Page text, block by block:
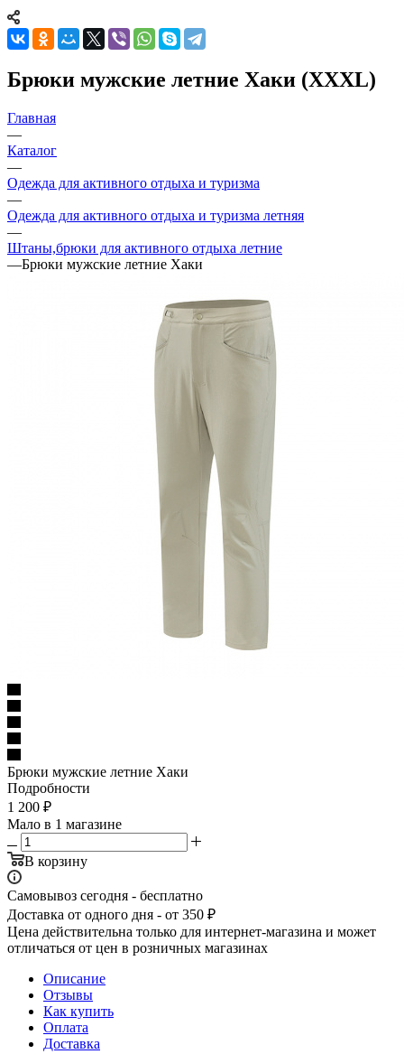
Брюки мужские летние Хаки (XXXL)
Главная
—
Каталог
—
Одежда для активного отдыха и туризма
—
Одежда для активного отдыха и туризма летняя
—
Штаны,брюки для активного отдыха летние
—Брюки мужские летние Хаки
Брюки мужские летние Хаки
Подробности
1 200 ₽
Мало в 1 магазине
В корзину
Самовывоз сегодня - бесплатно
Доставка от одного дня - от 350 ₽
Цена действительна только для интернет-магазина и может
отличаться от цен в розничных магазинах
Описание
Отзывы
Как купить
Оплата
Доставка